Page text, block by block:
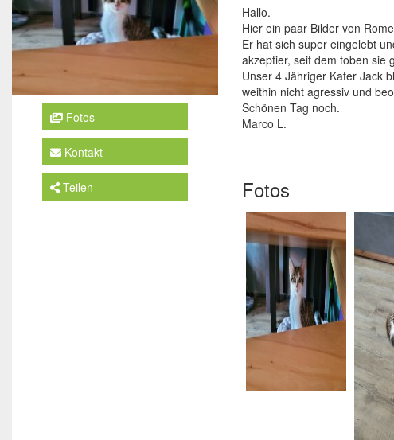
Fotos
Kontakt
Teilen
Hallo.
Hier ein paar Bilder von
Er hat sich super eingelebt
akzeptier, seit dem toben sie
Unser 4 Jähriger Kater Jack
weithin nicht agressiv und
Schönen Tag noch.
Marco L.
Fotos